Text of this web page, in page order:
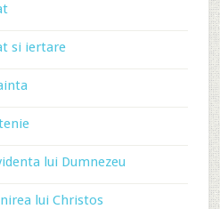
si iertare
lui Dumnezeu
lui Christos